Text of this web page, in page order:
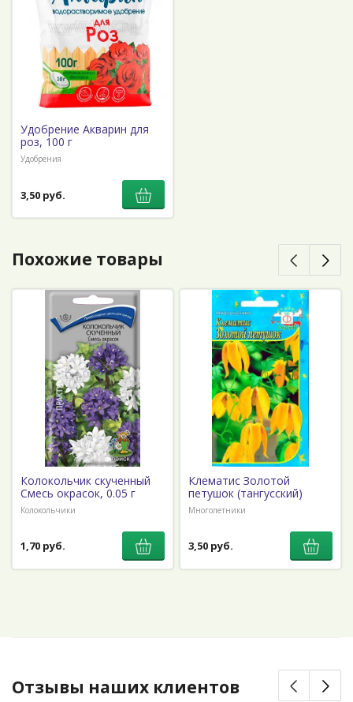
Удобрение Акварин для
роз, 100 г
Удобрения
3,50 руб.
Похожие товары
Колокольчик скученный
Смесь окрасок, 0.05 г
Колокольчики
1,70 руб.
Клематис Золотой
петушок (тангусский)
Многолетники
3,50 руб.
Отзывы наших клиентов